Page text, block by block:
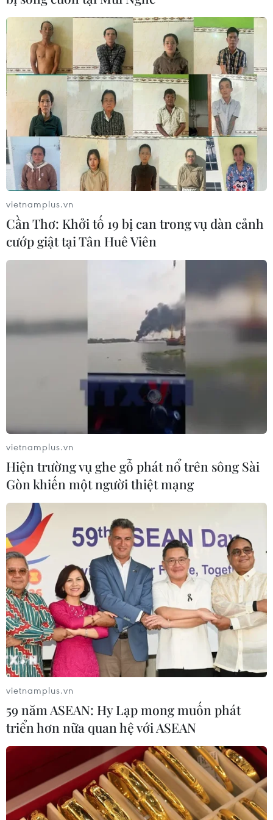
vietnamplus.vn
Cần Thơ: Khởi tố 19 bị can trong vụ dàn cảnh
cướp giật tại Tân Huê Viên
vietnamplus.vn
Hiện trường vụ ghe gỗ phát nổ trên sông Sài
Gòn khiến một người thiệt mạng
vietnamplus.vn
59 năm ASEAN: Hy Lạp mong muốn phát
triển hơn nữa quan hệ với ASEAN